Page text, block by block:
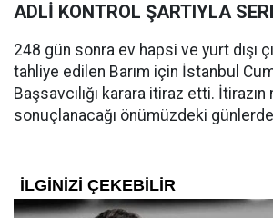
ADLİ KONTROL ŞARTIYLA
248 gün sonra ev hapsi ve yurt dışı
tahliye edilen Barım için İstanbul
Başsavcılığı karara itiraz etti. İtirazın
sonuçlanacağı önümüzdeki